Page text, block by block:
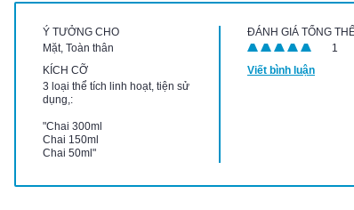
Ý TƯỞNG CHO
Mặt, Toàn thân
KÍCH CỠ
3 loại thể tích linh hoạt, tiện sử
dụng,:
"Chai 300ml
Chai 150ml
Chai 50ml"
ĐÁNH GIÁ TỔNG
1
Viết bình luận